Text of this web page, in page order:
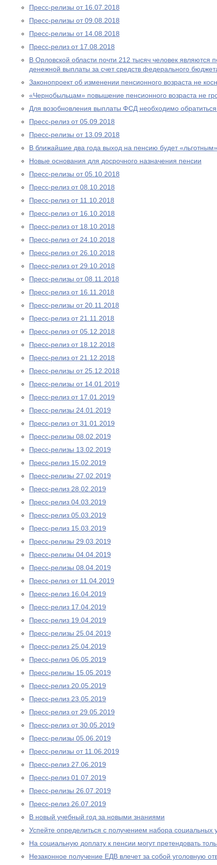
Пресс-релизы от 16.07.2018
Пресс-релизы от 09.08.2018
Пресс-релизы от 14.08.2018
Пресс-релиз от 17.08.2018
В Орловской области почти 212 тысяч человек являются
денежной выплаты за счет средств федерального
Законопроект об изменении пенсионного возраста не
«Чернобыльцам» повышение пенсионного возраста не
Для возобновления выплаты ФСД необходимо
Пресс-релиз от 05.09.2018
Пресс-релизы от 13.09.2018
В ближайшие два года выход на пенсию будет «льготным»
Новые основания для досрочного назначения пенсии
Пресс-релизы от 05.10.2018
Пресс-релиз от 08.10.2018
Пресс-релиз от 11.10.2018
Пресс-релиз от 16.10.2018
Пресс-релиз от 18.10.2018
Пресс-релиз от 24.10.2018
Пресс-релиз от 26.10.2018
Пресс-релиз от 29.10.2018
Пресс-релизы от 08.11.2018
Пресс-релиз от 16.11.2018
Пресс-релизы от 20.11.2018
Пресс-релиз от 21.11.2018
Пресс-релиз от 05.12.2018
Пресс-релиз от 18.12.2018
Пресс-релиз от 21.12.2018
Пресс-релизы от 25.12.2018
Пресс-релизы от 14.01.2019
Пресс-релиз от 17.01.2019
Пресс-релизы 24.01.2019
Пресс-релиз от 31.01.2019
Пресс-релизы 08.02.2019
Пресс-релизы 13.02.2019
Пресс-релиз 15.02.2019
Пресс-релизы 27.02.2019
Пресс-релиз 28.02.2019
Пресс-релиз 04.03.2019
Пресс-релиз 05.03.2019
Пресс-релиз 15.03.2019
Пресс-релизы 29.03.2019
Пресс-релизы 04.04.2019
Пресс-релизы 08.04.2019
Пресс-релиз от 11.04.2019
Пресс-релиз 16.04.2019
Пресс-релиз 17.04.2019
Пресс-релиз 19.04.2019
Пресс-релизы 25.04.2019
Пресс-релиз 25.04.2019
Пресс-релиз 06.05.2019
Пресс-релизы 15.05.2019
Пресс-релиз 20.05.2019
Пресс-релиз 23.05.2019
Пресс-релиз от 29.05.2019
Пресс-релиз от 30.05.2019
Пресс-релизы 05.06.2019
Пресс-релизы от 11.06.2019
Пресс-релиз 27.06.2019
Пресс-релиз 01.07.2019
Пресс-релизы 26.07.2019
Пресс-релиз 26.07.2019
В новый учебный год за новыми знаниями
Успейте определиться с получением набора социальных
На социальную доплату к пенсии могут претендовать
Незаконное получение ЕДВ влечет за собой уголовную